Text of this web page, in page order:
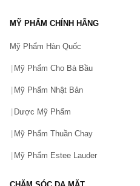
MỸ PHẨM CHÍNH HÃNG
Mỹ Phẩm Hàn Quốc
Mỹ Phẩm Cho Bà Bầu
Mỹ Phẩm Nhật Bản
Dược Mỹ Phẩm
Mỹ Phẩm Thuần Chay
Mỹ Phẩm Estee Lauder